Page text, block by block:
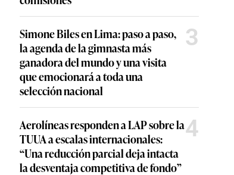
Simone Biles en Lima: paso a paso,
la agenda de la gimnasta más
ganadora del mundo y una visita
que emocionará a toda una
selección nacional
3
Aerolíneas responden a LAP sobre la
TUUA a escalas internacionales:
“Una reducción parcial deja intacta
la desventaja competitiva de fondo”
4